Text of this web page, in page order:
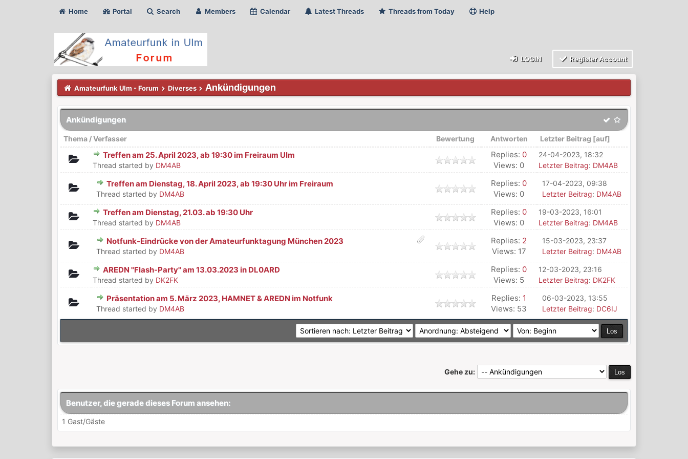
Home Portal Search Members Calendar Latest Threads Threads from Today Help
LOGIN Register Account
Amateurfunk Ulm - Forum Diverses Ankündigungen
Ankündigungen
Thema/Verfasser Bewertung Antworten Letzter Beitrag [auf]
Treffen am 25. April 2023, ab 19:30 im Freiraum Ulm
Thread started by DM4AB
0 Bewertung(en) - 0 von 5 durchschnittlich
12345
Replies: 0
Views: 0
24-04-2023, 18:32
Letzter Beitrag: DM4AB
Treffen am Dienstag, 18. April 2023, ab 19:30 Uhr im Freiraum
Thread started by DM4AB
0 Bewertung(en) - 0 von 5 durchschnittlich
1 2345
Replies: 0
Views: 0
17-04-2023, 09:38
Letzter Beitrag: DM4AB
Treffen am Dienstag, 21.03. ab 19:30 Uhr
Thread started by DM4AB
0 Bewertung(en) - 0 von 5 durchschnittlich
12345
Replies: 0
Views: 0
19-03-2023, 16:01
Letzter Beitrag: DM4AB
Notfunk-Eindrücke von der Amateurfunktagung München 2023
Thread started by DM4AB
0 Bewertung(en) - 0 von 5 durchschnittlich
12345
Replies: 2
Views: 17
15-03-2023, 23:37
Letzter Beitrag: DM4AB
AREDN "Flash-Party" am 13.03.2023 in DL0ARD
Thread started by DK2FK
0 Bewertung(en) - 0 von 5 durchschnittlich
12345
Replies: 0
Views: 5
12-03-2023, 23:16
Letzter Beitrag: DK2FK
Präsentation am 5. März 2023, HAMNET & AREDN im Notfunk
Thread started by DM4AB
0 Bewertung(en) - 0 von 5 durchschnittlich
1234 5
Replies: 1
Views: 53
06-03-2023, 13:55
Letzter Beitrag: DC6IJ
Gehe zu:
Benutzer, die gerade dieses Forum ansehen:
1 Gast/Gäste